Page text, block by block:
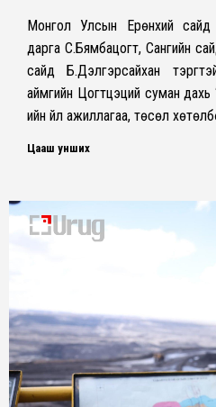
Монгол Улсын Ерөнхий сайд
дарга С.Бямбацогт, Сангийн
сайд Б.Дэлгэрсайхан
аймгийн Цогтцэций суман
ийн үйл ажиллагаа, төсөл
Цааш унших